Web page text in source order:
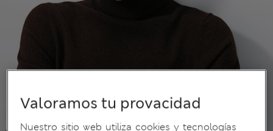
Valoramos tu provacidad
Nuestro sitio web utiliza cookies y tecnologías